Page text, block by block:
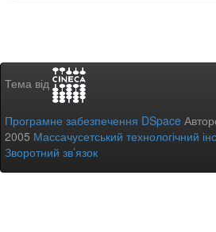
Тема від
Програмне забезпечення DSpace
2005 Массачусетський технологічний
Зворотний зв’язок